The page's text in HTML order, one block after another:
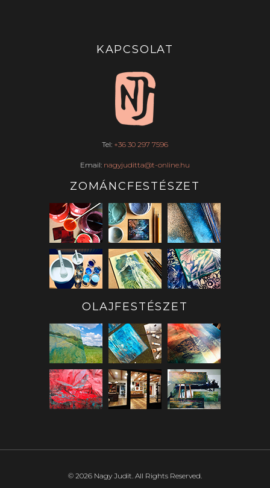
KAPCSOLAT
Tel: +36 30 297 7596
Email: nagyjuditta@t-online.hu
ZOMÁNCFESTÉSZET
OLAJFESTÉSZET
© 2026 Nagy Judit. All Rights Reserved.